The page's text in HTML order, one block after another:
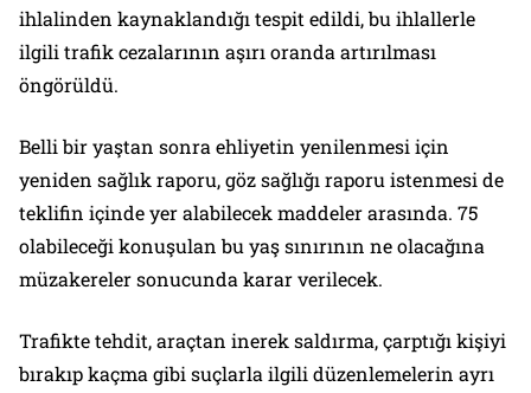
ihlalinden kaynaklandığı tespit edildi, bu ihlallerle
ilgili trafik cezalarının aşırı oranda artırılması
öngörüldü.
Belli bir yaştan sonra ehliyetin yenilenmesi için
yeniden sağlık raporu, göz sağlığı raporu istenmesi de
teklifin içinde yer alabilecek maddeler arasında. 75
olabileceği konuşulan bu yaş sınırının ne olacağına
müzakereler sonucunda karar verilecek.
Trafikte tehdit, araçtan inerek saldırma, çarptığı kişiyi
bırakıp kaçma gibi suçlarla ilgili düzenlemelerin ayrı